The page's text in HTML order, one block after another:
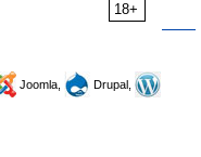
18+
Joomla,
Drupal,